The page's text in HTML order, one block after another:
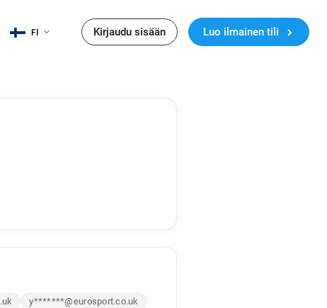
FI Kirjaudu sisään Luo ilmainen tili
y*******@eurosport.co.uk